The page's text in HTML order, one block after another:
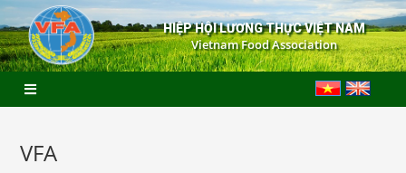
HIỆP HỘI LƯƠNG THỰC VIỆT NAM
Vietnam Food Association
VFA